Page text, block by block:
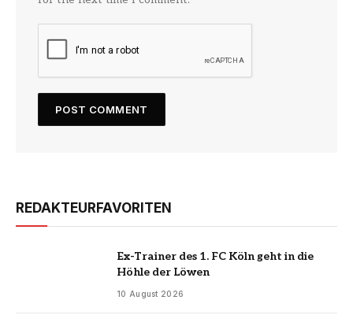
REDAKTEURFAVORITEN
Ex-Trainer des 1. FC Köln geht in die
Höhle der Löwen
10 August 2026